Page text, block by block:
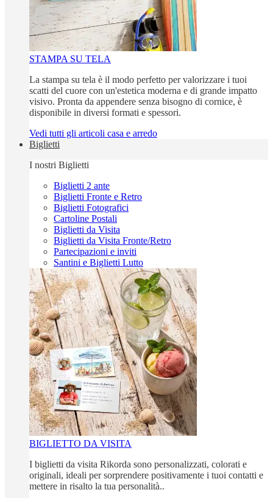
STAMPA SU TELA
La stampa su tela è il modo perfetto per valorizzare i tuoi
scatti del cuore con un'estetica moderna e di grande impatto
visivo. Pronta da appendere senza bisogno di cornice, è
disponibile in diversi formati e spessori.
Vedi tutti gli articoli casa e arredo
Biglietti
I nostri Biglietti
Biglietti 2 ante
Biglietti Fronte e Retro
Biglietti Fotografici
Cartoline Postali
Biglietti da Visita
Biglietti da Visita Fronte/Retro
Partecipazioni e inviti
Santini e Biglietti Lutto
BIGLIETTO DA VISITA
I biglietti da visita Rikorda sono personalizzati, colorati e
originali, ideali per sorprendere positivamente i tuoi contatti e
mettere in risalto la tua personalità..